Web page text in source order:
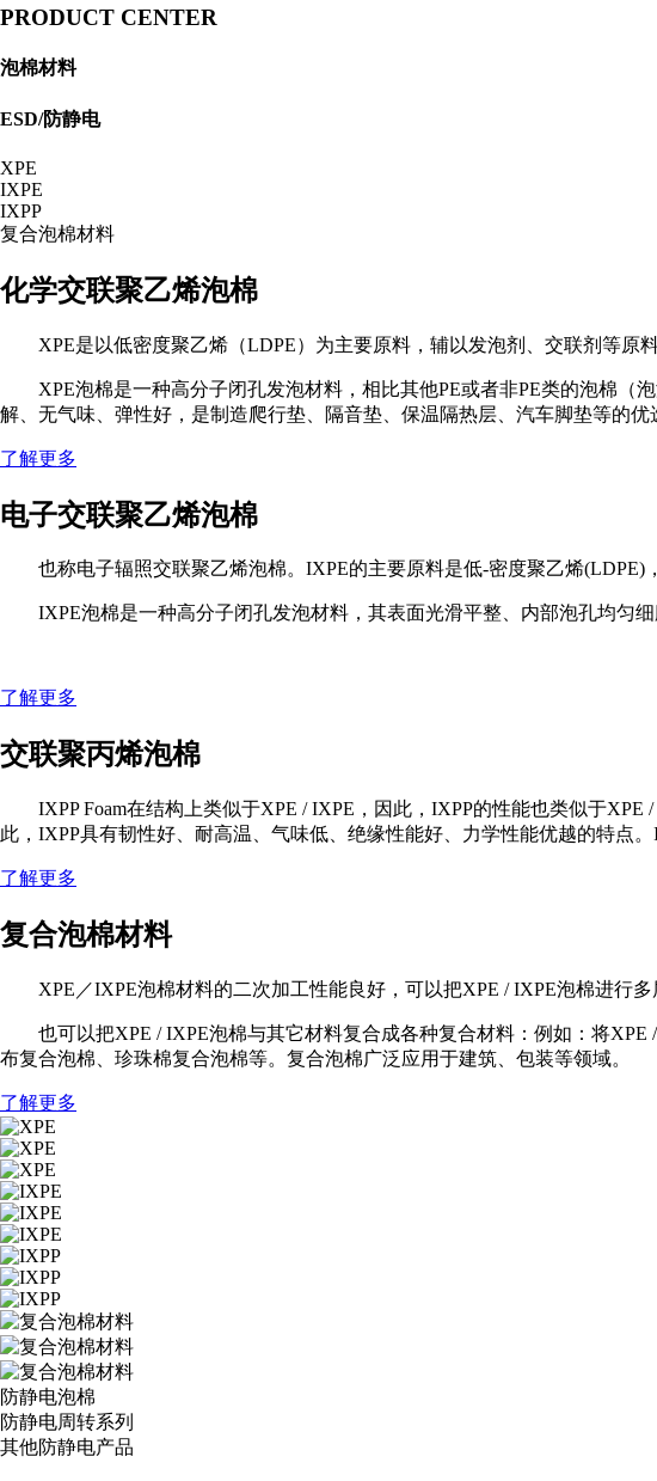
PRODUCT CENTER
泡棉材料
ESD/防静电
XPE
IXPE
IXPP
复合泡棉材料
化学交联聚乙烯泡棉
XPE是以低密度聚乙烯（LDPE）为主要原料，辅以发泡剂、交联剂等原
XPE泡棉是一种高分子闭孔发泡材料，相比其他PE或者非PE类的泡棉
解、无气味、弹性好，是制造爬行垫、隔音垫、保温隔热层、汽车脚垫等的优
了解更多
电子交联聚乙烯泡棉
也称电子辐照交联聚乙烯泡棉。IXPE的主要原料是低-密度聚乙烯
IXPE泡棉是一种高分子闭孔发泡材料，其表面光滑平整、内部泡孔均匀
了解更多
交联聚丙烯泡棉
IXPP Foam在结构上类似于XPE / IXPE，因此，IXPP的性能也类似于XPE
此，IXPP具有韧性好、耐高温、气味低、绝缘性能好、力学性能优越的特点。
了解更多
复合泡棉材料
XPE／IXPE泡棉材料的二次加工性能良好，可以把XPE / IXPE泡棉进行多
也可以把XPE / IXPE泡棉与其它材料复合成各种复合材料：例如：将XPE
布复合泡棉、珍珠棉复合泡棉等。复合泡棉广泛应用于建筑、包装等领域。
了解更多
防静电泡棉
防静电周转系列
其他防静电产品